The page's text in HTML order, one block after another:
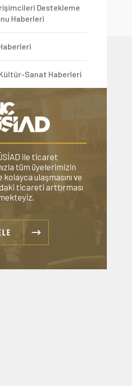
Destekleme
Haberleri
Kültür-Sanat Haberleri
ile ticaret
tüm üyelerimizin
ulaşmasını ve
ticareti arttırması